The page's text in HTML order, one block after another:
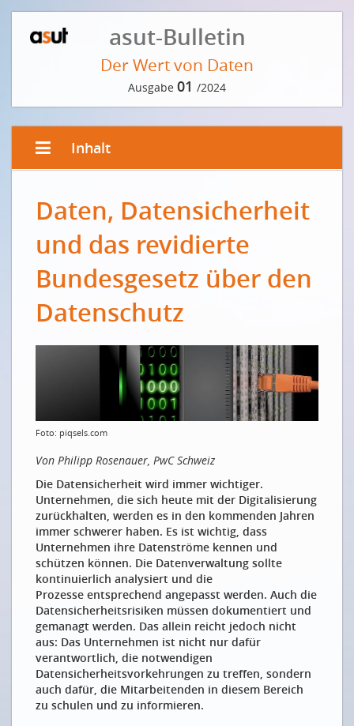
asut-Bulletin
Der Wert von Daten
Ausgabe 01 /2024
Inhalt
Wir leben im Zeitalter der Daten: Was für ein Glück!
Nous vivons à l'ère des données : Quelle chance !
Der wahre Wert von Daten
INTERVIEW MIT CHRISTOPH HEITZ
Wir alle sind immer noch auf Entdeckungsreise
On est tous encore en voyage de découverte
EIN SCHWEIZER DATENÖKOSYSTEM
Bundesrat schafft Grundlagen für Schweizer
Datenökosystem
Eine vertrauenswürdige AI für die Schweiz
Daten, Datensicherheit und das revidierte
Bundesgesetz über den Datenschutz
DER EUROPÄISCHE DATENMARKT
Wie sich der EU Data Act auf die Schweiz auswirkt
DATEN IM GESUNDHEITSWESEN
Sensorik und künstliche Intelligenz hilft, Parkinson-
Medikamente richtig zu dosieren
DATEN IM ENERGIESEKTOR
Innovation fürs Smart Metering
DATEN FÜR URBANE LEBENSRÄUME
Daten, Datensicherheit
und das revidierte
Bundesgesetz über den
Datenschutz
Foto: piqsels.com
Von Philipp Rosenauer, PwC Schweiz
Die Datensicherheit wird immer wichtiger.
Unternehmen, die sich heute mit der Digitalisierung
zurückhalten, werden es in den kommenden Jahren
immer schwerer haben. Es ist wichtig, dass
Unternehmen ihre Datenströme kennen und
schützen können. Die Datenverwaltung sollte
kontinuierlich analysiert und die
Prozesse entsprechend angepasst werden. Auch die
Datensicherheitsrisiken müssen dokumentiert und
gemanagt werden. Das allein reicht jedoch nicht
aus: Das Unternehmen ist nicht nur dafür
verantwortlich, die notwendigen
Datensicherheitsvorkehrungen zu treffen, sondern
auch dafür, die Mitarbeitenden in diesem Bereich
zu schulen und zu informieren.